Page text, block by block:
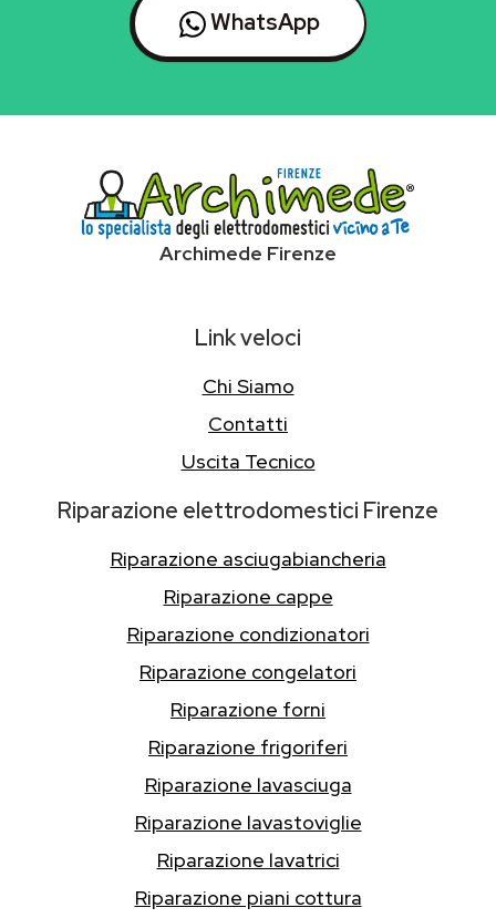
WhatsApp
Archimede Firenze
Link veloci
Chi Siamo
Contatti
Uscita Tecnico
Riparazione elettrodomestici Firenze
Riparazione asciugabiancheria
Riparazione cappe
Riparazione condizionatori
Riparazione congelatori
Riparazione forni
Riparazione frigoriferi
Riparazione lavasciuga
Riparazione lavastoviglie
Riparazione lavatrici
Riparazione piani cottura